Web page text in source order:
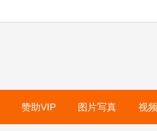
赞助VIP 图片写真 视